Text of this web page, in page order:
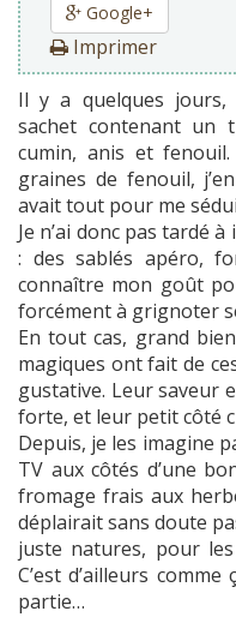
Google+
Imprimer
Il y a quelques
sachet contenant un
cumin, anis et
graines de fenouil,
avait tout pour me
Je n’ai donc pas tardé
: des sablés apéro,
connaître mon goût
forcément à grignoter
En tout cas, grand
magiques ont fait de
gustative. Leur saveur
forte, et leur petit côté
Depuis, je les imagine
TV aux côtés d’une
fromage frais aux
déplairait sans doute
juste natures, pour
C’est d’ailleurs
partie…